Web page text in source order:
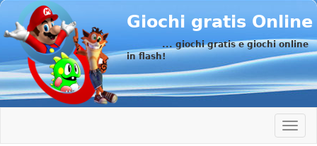
Giochi gratis Online
... giochi gratis e giochi online
in flash!
Toggle